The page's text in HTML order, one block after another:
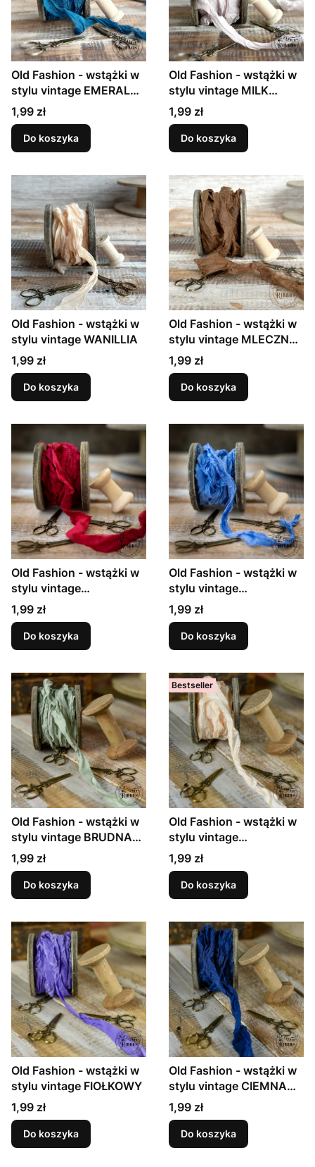
Old Fashion - wstążki w
stylu vintage EMERALD
BLUE
Cena
1,99 zł
Do koszyka
Old Fashion - wstążki w
stylu vintage MILK
FOAM
Cena
1,99 zł
Do koszyka
Old Fashion - wstążki w
stylu vintage WANILLIA
Cena
1,99 zł
Do koszyka
Old Fashion - wstążki w
stylu vintage MLECZNA
CZEKOLADA
Cena
1,99 zł
Do koszyka
Old Fashion - wstążki w
stylu vintage
ŚWIĄTECZNA
CZERWIEŃ
Cena
1,99 zł
Do koszyka
Old Fashion - wstążki w
stylu vintage
JEANSOWY
Cena
1,99 zł
Do koszyka
Old Fashion - wstążki w
stylu vintage BRUDNA
MIĘTA
Cena
1,99 zł
Do koszyka
Bestseller
Old Fashion - wstążki w
stylu vintage
BRZOSKWINIA
Cena
1,99 zł
Do koszyka
Old Fashion - wstążki w
stylu vintage FIOŁKOWY
Cena
1,99 zł
Do koszyka
Old Fashion - wstążki w
stylu vintage CIEMNA
NIEBIESKA
Cena
1,99 zł
Do koszyka